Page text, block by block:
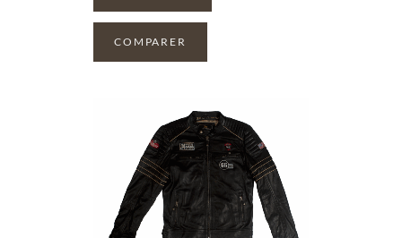
COMPARER